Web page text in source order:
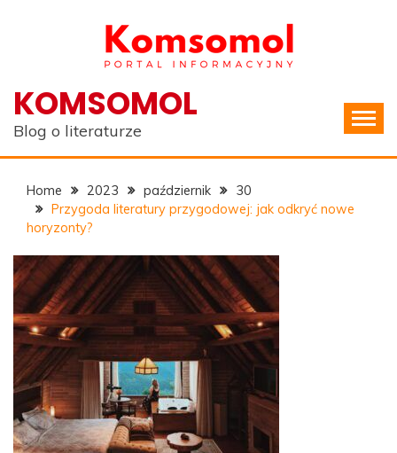
KOMSOMOL
Blog o literaturze
Home 2023 październik
30
Przygoda literatury przygodowej: jak odkryć nowe
horyzonty?